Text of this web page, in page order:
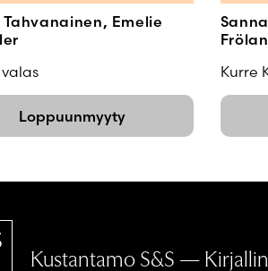
Emelie
Loppuunmyyty
Kurre
Kustantamo S&S —